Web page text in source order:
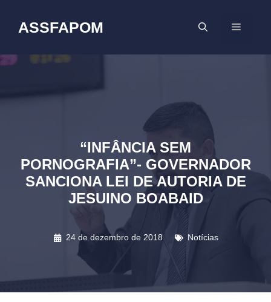
conteúdo
ASSFAPOM MENU
“INFÂNCIA SEM
PORNOGRAFIA”- GOVERNADOR
SANCIONA LEI DE AUTORIA DE
JESUINO BOABAID
24 de dezembro de 2018 Notícias